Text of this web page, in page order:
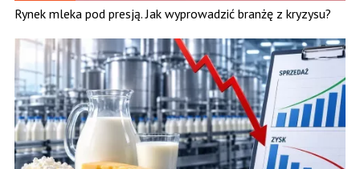
Rynek mleka pod presją. Jak wyprowadzić branżę z kryzysu?